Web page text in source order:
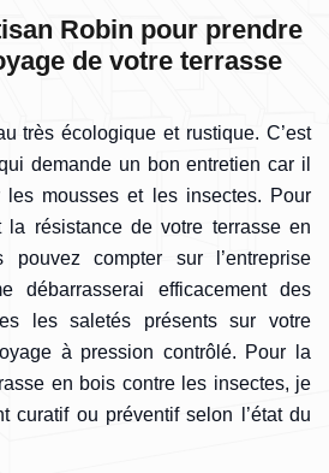
Robin pour prendre
de votre terrasse
très écologique et rustique. C’est
demande un bon entretien car il
les mousses et les insectes. Pour
la résistance de votre terrasse en
compter sur l’entreprise
débarrasserai efficacement des
les saletés présents sur votre
à pression contrôlé. Pour la
en bois contre les insectes, je
curatif ou préventif selon l’état du